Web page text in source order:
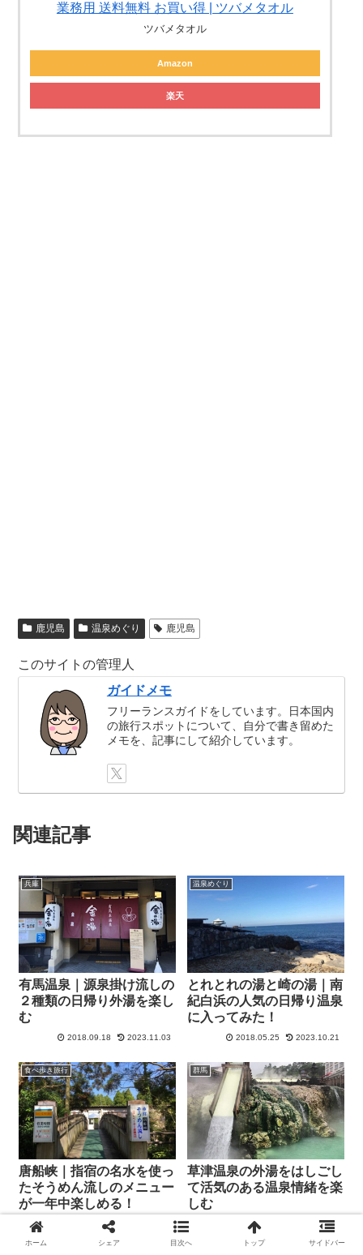
業務用 送料無料 お買い得 | ツバメタオル
ツバメタオル
Amazon
楽天
鹿児島 温泉めぐり 鹿児島
このサイトの管理人
ガイドメモ
フリーランスガイドをしています。日本国内
の旅行スポットについて、自分で書き留めた
メモを、記事にして紹介しています。
関連記事
兵庫
有馬温泉｜源泉掛け流しの
２種類の日帰り外湯を楽し
む
2018.09.18 2023.11.03
温泉めぐり
とれとれの湯と崎の湯｜南
紀白浜の人気の日帰り温泉
に入ってみた！
2018.05.25 2023.10.21
食べ歩き旅行
唐船峡｜指宿の名水を使っ
たそうめん流しのメニュー
が一年中楽しめる！
2018.05.12
群馬
草津温泉の外湯をはしごし
て活気のある温泉情緒を楽
しむ
2018.07.23 2023.10.21
ホーム シェア 目次へ トップ サイドバー